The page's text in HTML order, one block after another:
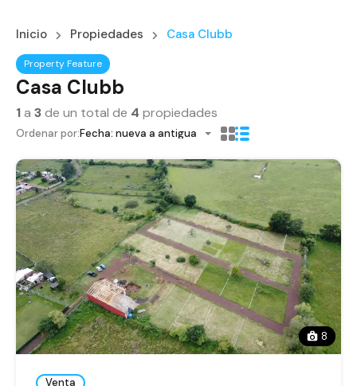
Inicio Propiedades Casa Clubb
Property Feature
Casa Clubb
1a 3de un total de 4 propiedades
Ordenar por:Fecha: nueva a antigua
8
Venta